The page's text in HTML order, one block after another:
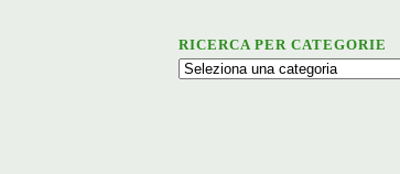
RICERCA PER CATEGORIE
Ricerca